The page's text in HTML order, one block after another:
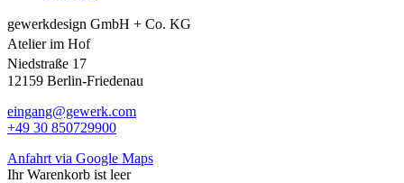
gewerkdesign GmbH + Co. KG
Atelier im Hof
Niedstraße 17
12159 Berlin-Friedenau
eingang@gewerk.com
+49 30 850729900
Anfahrt via Google Maps
Ihr Warenkorb ist leer